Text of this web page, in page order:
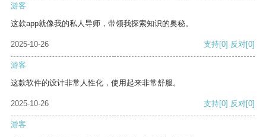
游客
这款app就像我的私人导师，带领我探索知识的奥秘。
2025-10-26 支持[0] 反对[0]
游客
这款软件的设计非常人性化，使用起来非常舒服。
2025-10-26 支持[0] 反对[0]
游客